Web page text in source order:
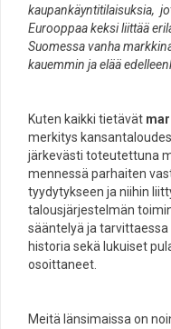
kaupankäyntitilaisuksia,
Eurooppaa keksi liittää
Suomessa vanha
kauemmin ja elää
Kuten kaikki tietävät
merkitys
järkevästi toteutettuna
mennessä parhaiten
tyydytykseen ja niihin
talousjärjestelmän
sääntelyä ja
historia sekä lukuiset
osoittaneet.
Meitä länsimaissa on